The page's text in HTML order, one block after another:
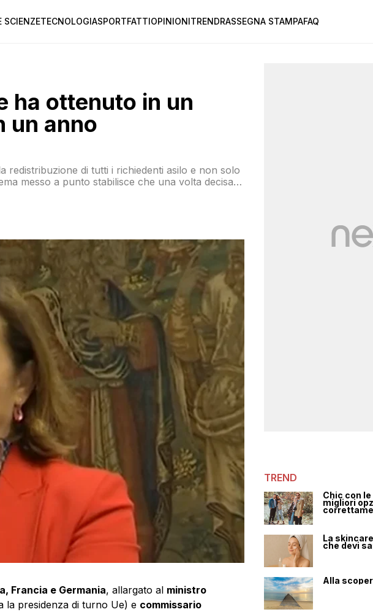
SCIENZETECNOLOGIASPORTFATTIOPINIONITRENDRASSEGNA STAMPAFAQ
ha ottenuto in un
un anno
redistribuzione di tutti i richiedenti asilo e non solo
messo a punto stabilisce che una volta decisa la
di primo approdo
Francia e Germania, allargato al ministro
la presidenza di turno Ue) e commissario
TREND
Chic con
migliori
La
che devi
Alla